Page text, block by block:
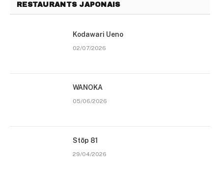
RESTAURANTS JAPONAIS
Kodawari Ueno
02/07/2026
WANOKA
05/06/2026
Stōp 81
29/04/2026